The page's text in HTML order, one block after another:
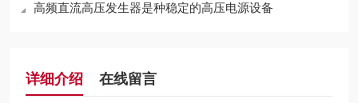
高频直流高压发生器是种稳定的高压电源设备
详细介绍 在线留言